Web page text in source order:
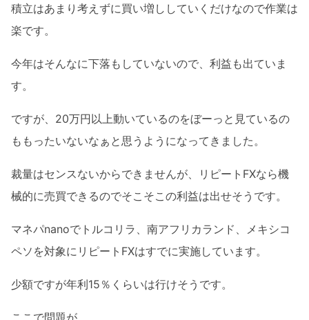
積立はあまり考えずに買い増ししていくだけなので作業は
楽です。
今年はそんなに下落もしていないので、利益も出ていま
す。
ですが、20万円以上動いているのをぼーっと見ているの
ももったいないなぁと思うようになってきました。
裁量はセンスないからできませんが、リピートFXなら機
械的に売買できるのでそこそこの利益は出せそうです。
マネパnanoでトルコリラ、南アフリカランド、メキシコ
ペソを対象にリピートFXはすでに実施しています。
少額ですが年利15％くらいは行けそうです。
ここで問題が。